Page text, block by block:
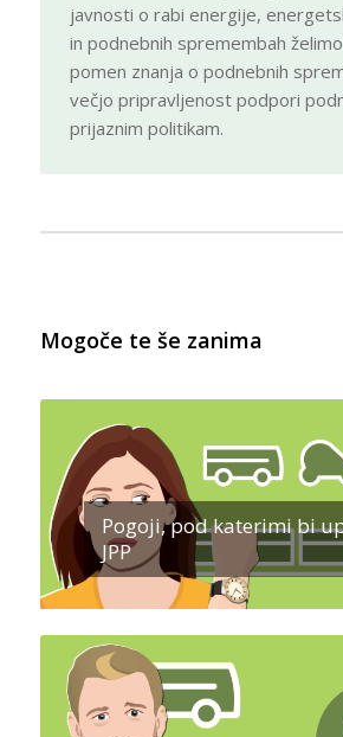
javnosti o rabi energije,
in podnebnih spremembah
pomen znanja o podnebnih
večjo pripravljenost podpori
prijaznim politikam.
Mogoče te še zanima
Pogoji, pod katerimi bi
JPP